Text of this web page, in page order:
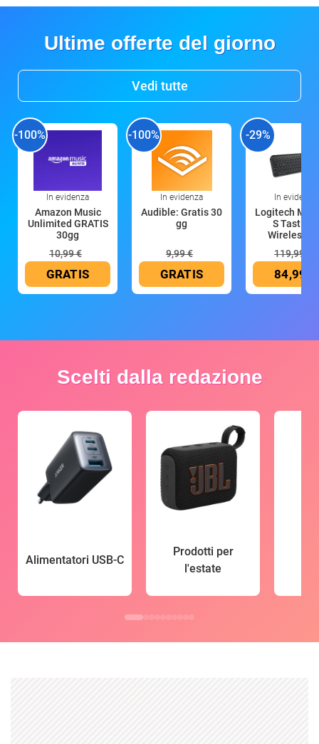
Ultime offerte del giorno
Vedi tutte
-100%
In evidenza
Amazon Music
Unlimited GRATIS
30gg
10,99 €
GRATIS
-100%
In evidenza
Audible: Gratis 30
gg
9,99 €
GRATIS
-29%
In evidenza
Logitech MX
S Tastiera
Wireless
119,99 €
84,99 €
Scelti dalla redazione
Alimentatori USB-C
Prodotti per
l'estate